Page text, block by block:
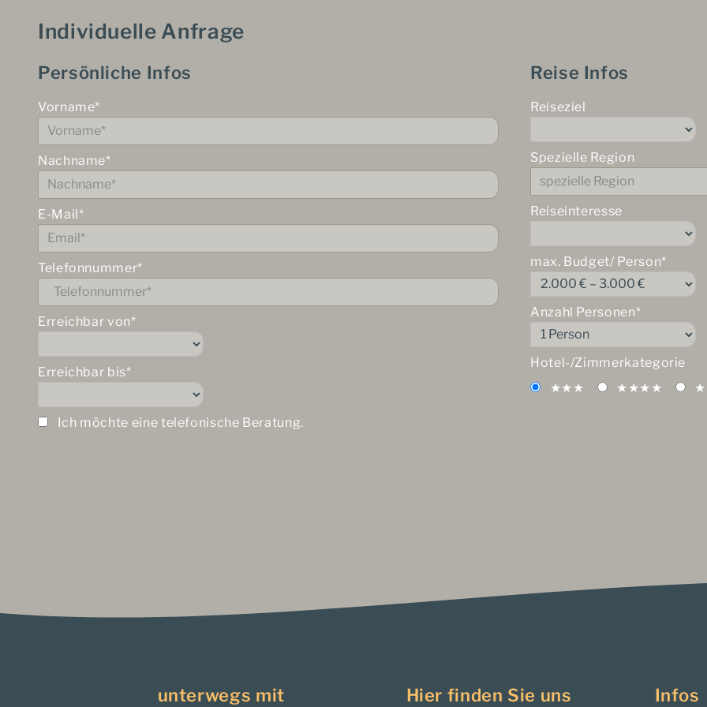
Individuelle Anfrage
Persönliche Infos
Vorname*
Nachname*
E-Mail*
Telefonnummer*
Erreichbar von*
Erreichbar bis*
Ich möchte eine telefonische Beratung.
Reise Infos
Reiseziel
Spezielle Region
Reiseinteresse
max. Budget/ Person*
Anzahl Personen*
Hotel-/Zimmerkategorie
★★★
★★★★
unterwegs mit Hier finden Sie uns Infos